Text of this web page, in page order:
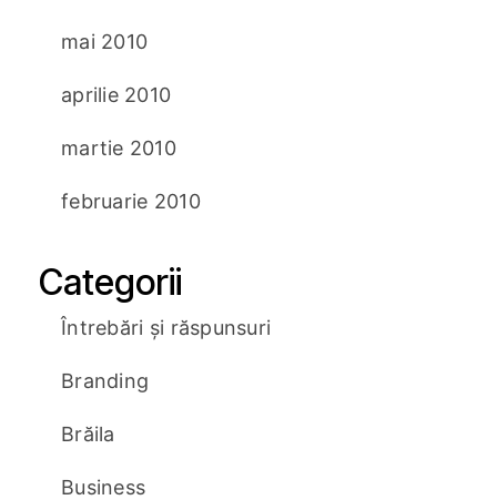
mai 2010
aprilie 2010
martie 2010
februarie 2010
Categorii
Întrebări și răspunsuri
Branding
Brăila
Business